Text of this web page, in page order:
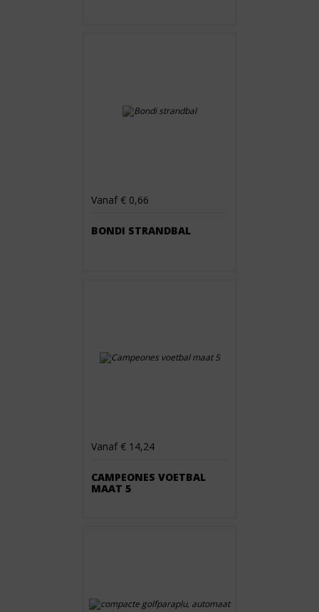
Vanaf € 0,66
BONDI STRANDBAL
Vanaf € 14,24
CAMPEONES VOETBAL
MAAT 5